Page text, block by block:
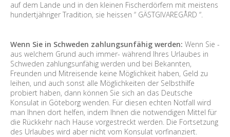
auf dem Lande und in den kleinen Fischerdörfern mit meistens
hundertjähriger Tradition, sie heissen “ GÄSTGIVAREGÅRD “.
Wenn Sie in Schweden zahlungsunfähig werden: Wenn Sie -
aus welchem Grund auch immer- während Ihres Urlaubes in
Schweden zahlungsunfähig werden und bei Bekannten,
Freunden und Mitreisende keine Möglichkeit haben, Geld zu
leihen, und auch sonst alle Möglichkeiten der Selbsthilfe
probiert haben, dann können Sie sich an das Deutsche
Konsulat in Göteborg wenden. Für diesen echten Notfall wird
man Ihnen dort helfen, indem Ihnen die notwendigen Mittel für
die Rückkehr nach Hause vorgestreckt werden. Die Fortsetzung
des Urlaubes wird aber nicht vom Konsulat vorfinanziert.